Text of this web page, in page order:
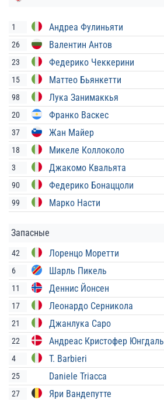
1 Андреа Фулиньяти
26 Валентин Антов
23 Федерико Чеккерини
15 Маттео Бьянкетти
98 Лука Занимаккья
20 Франко Васкес
37 Жан Майер
18 Микеле Коллоколо
3 Джакомо Квальята
90 Федерико Бонаццоли
99 Марко Насти
Запасные
42 Лоренцо Моретти
6 Шарль Пикель
11 Деннис Йонсен
17 Леонардо Серникола
21 Джанлука Саро
22 Андреас Кристофер Юнгдаль
4 T. Barbieri
25 Daniele Triacca
27 Яри Вандепутте